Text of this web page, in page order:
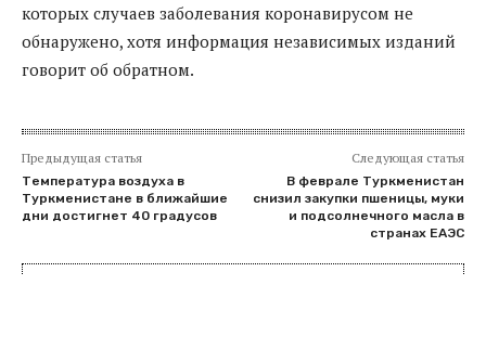
которых случаев заболевания коронавирусом не
обнаружено, хотя информация независимых изданий
говорит об обратном.
Предыдущая статья
Температура воздуха в
Туркменистане в ближайшие
дни достигнет 40 градусов
Следующая статья
В феврале Туркменистан
снизил закупки пшеницы, муки
и подсолнечного масла в
странах ЕАЭС